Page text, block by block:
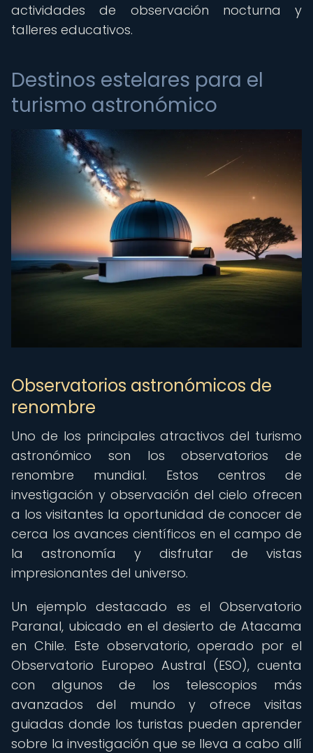
actividades de observación nocturna y
talleres educativos.
Destinos estelares para el
turismo astronómico
Observatorios astronómicos de
renombre
Uno de los principales atractivos del turismo
astronómico son los observatorios de
renombre mundial. Estos centros de
investigación y observación del cielo ofrecen
a los visitantes la oportunidad de conocer de
cerca los avances científicos en el campo de
la astronomía y disfrutar de vistas
impresionantes del universo.
Un ejemplo destacado es el Observatorio
Paranal, ubicado en el desierto de Atacama
en Chile. Este observatorio, operado por el
Observatorio Europeo Austral (ESO), cuenta
con algunos de los telescopios más
avanzados del mundo y ofrece visitas
guiadas donde los turistas pueden aprender
sobre la investigación que se lleva a cabo allí